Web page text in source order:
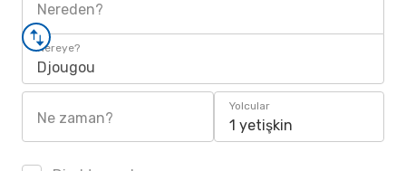
Nereden?
Nereye?
Djougou
Ne zaman?
Yolcular
1 yetişkin